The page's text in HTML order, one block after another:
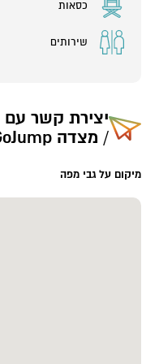
כסאות
שירותים
יצירת קשר עם
/ מצדה GoJump
מיקום על גבי מפה